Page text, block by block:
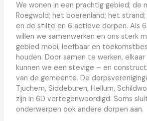
We wonen in een prachtig gebied; de
Roegwold; het boerenland; het
en de stilte en 6 actieve dorpen. Als
willen we samenwerken en ons sterk
gebied mooi, leefbaar en
houden. Door samen te werken,
kunnen we een stevige – en
van de gemeente. De
Tjuchem, Siddeburen, Hellum,
zijn in 6D vertegenwoordigd. Soms
onderwerpen ook andere dorpen aan.